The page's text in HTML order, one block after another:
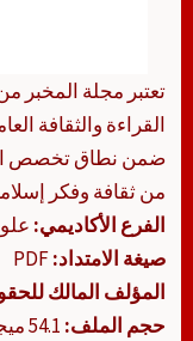
تعتبر مجلة المخبر
القراءة والثقافة
ضمن نطاق تخصص
من ثقافة وفكر
الفرع الأكاديمي:
صيغة الامتداد:
المؤلف المالك
حجم الملف: